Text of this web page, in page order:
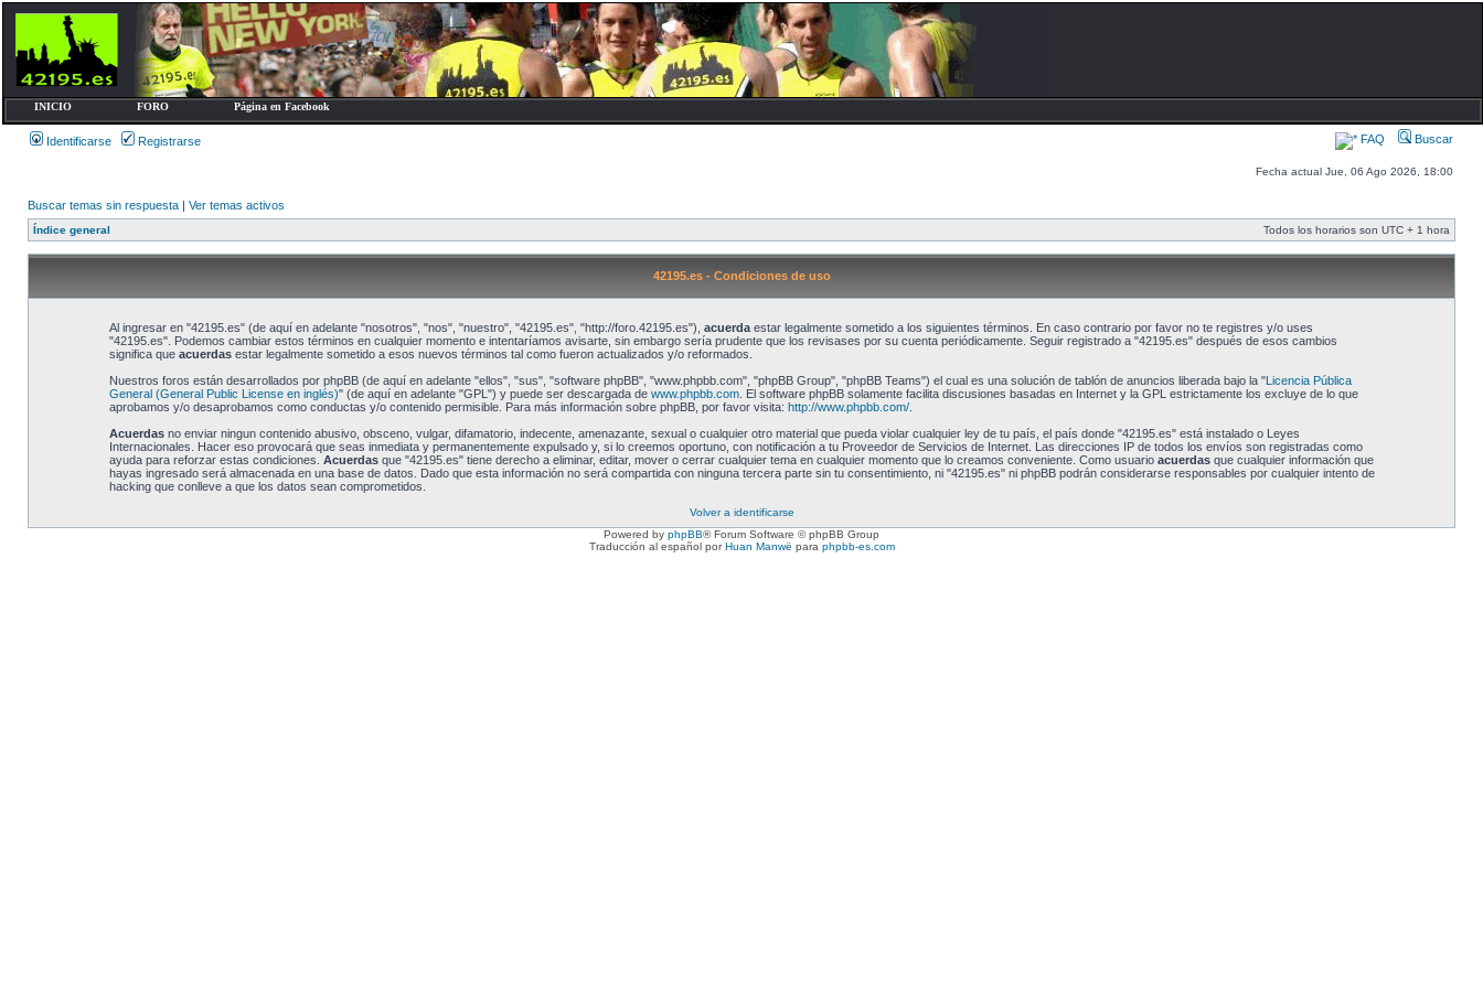
INICIO FORO Página en Facebook
Identificarse Registrarse FAQ Buscar
Fecha actual Jue, 06 Ago 2026, 18:00
Buscar temas sin respuesta | Ver temas activos
Índice general Todos los horarios son UTC + 1 hora
42195.es - Condiciones de uso
Al ingresar en "42195.es" (de aquí en adelante "nosotros", "nos", "nuestro", "42195.es", "http://foro.42195.es"), acuerdaestar legalmente sometido a los siguientes términos. En caso contrario por favor no te registres y/o uses
"42195.es". Podemos cambiar estos términos en cualquier momento e intentaríamos avisarte, sin embargo sería prudente que los revisases por su cuenta periódicamente. Seguir registrado a "42195.es" después de esos cambios
significa que acuerdasestar legalmente sometido a esos nuevos términos tal como fueron actualizados y/o reformados.
Nuestros foros están desarrollados por phpBB (de aquí en adelante "ellos", "sus", "software phpBB", "www.phpbb.com", "phpBB Group", "phpBB Teams") el cual es una solución de tablón de anuncios liberada bajo la "Licencia Pública
General (General Public License en inglés)" (de aquí en adelante "GPL") y puede ser descargada de www.phpbb.com. El software phpBB solamente facilita discusiones basadas en Internet y la GPL estrictamente los excluye de lo que
aprobamos y/o desaprobamos como conductas y/o contenido permisible. Para más información sobre phpBB, por favor visita: http://www.phpbb.com/.
Acuerdasno enviar ningun contenido abusivo, obsceno, vulgar, difamatorio, indecente, amenazante, sexual o cualquier otro material que pueda violar cualquier ley de tu país, el país donde "42195.es" está instalado o Leyes
Internacionales. Hacer eso provocará que seas inmediata y permanentemente expulsado y, si lo creemos oportuno, con notificación a tu Proveedor de Servicios de Internet. Las direcciones IP de todos los envíos son registradas como
ayuda para reforzar estas condiciones. Acuerdasque "42195.es" tiene derecho a eliminar, editar, mover o cerrar cualquier tema en cualquier momento que lo creamos conveniente. Como usuario acuerdasque cualquier información que
hayas ingresado será almacenada en una base de datos. Dado que esta información no será compartida con ninguna tercera parte sin tu consentimiento, ni "42195.es" ni phpBB podrán considerarse responsables por cualquier intento de
hacking que conlleve a que los datos sean comprometidos.
Volver a identificarse
Powered by phpBB® Forum Software © phpBB Group
Traducción al español porHuan Manwë para phpbb-es.com